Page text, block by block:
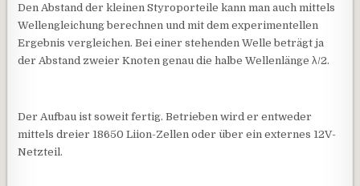
Den Abstand der kleinen Styroporteile kann man auch mittels
Wellengleichung berechnen und mit dem experimentellen
Ergebnis vergleichen. Bei einer stehenden Welle beträgt ja
der Abstand zweier Knoten genau die halbe Wellenlänge λ/2.
Der Aufbau ist soweit fertig. Betrieben wird er entweder
mittels dreier 18650 Liion-Zellen oder über ein externes 12V-
Netzteil.